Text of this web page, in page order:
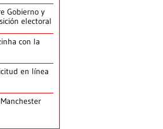
Gobierno y
electoral
con la
en línea